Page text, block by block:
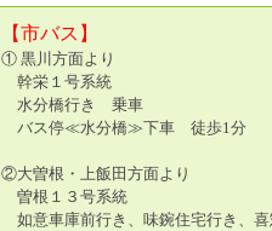
【市バス】
① 黒川方面より
幹栄１号系統
水分橋行き 乗車
バス停≪水分橋≫下車 徒歩1分
②大曽根・上飯田方面より
曽根１３号系統
如意車庫前行き、味鋺住宅行き、喜